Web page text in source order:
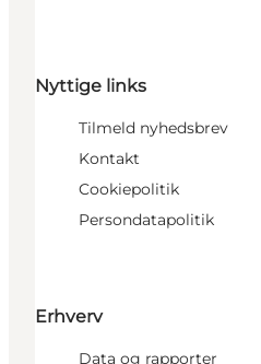
Nyttige links
Tilmeld nyhedsbrev
Kontakt
Cookiepolitik
Persondatapolitik
Erhverv
Data og rapporter